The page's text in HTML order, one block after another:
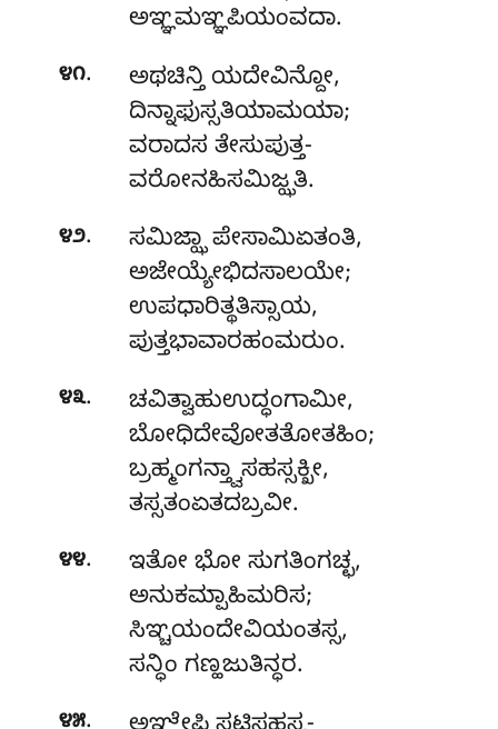
ಅಞ್ಞಮಞ್ಞಪಿಯಂವದಾ.
೪೧.
ಅಥಚಿನ್ತಿ ಯದೇವಿನ್ದೋ,
ದಿನ್ನಾಫುಸ್ಸತಿಯಾಮಯಾ;
ವರಾದಸ ತೇಸುಪುತ್ತ-
ವರೋನಹಿಸಮಿಜ್ಝತಿ.
೪೨.
ಸಮಿಜ್ಝಾ ಪೇಸಾಮಿಏತಂತಿ,
ಅಜೇಯ್ಯೇಭಿದಸಾಲಯೇ;
ಉಪಧಾರಿತ್ಥತಿಸ್ಸಾಯ,
ಪುತ್ತಭಾವಾರಹಂಮರುಂ.
೪೩. ಚವಿತ್ವಾಹುಉದ್ಧಂಗಾಮೀ,
ಬೋಧಿದೇವೋತತೋತಹಿಂ;
ಬ್ರಹ್ಮಂಗನ್ತ್ವಾಸಹಸ್ಸಕ್ಖೀ,
ತಸ್ಸತಂಏತದಬ್ರವೀ.
೪೪.
ಇತೋ ಭೋ ಸುಗತಿಂಗಚ್ಛ,
ಅನುಕಮ್ಪಾಹಿಮರಿಸ;
ಸಿಞ್ಚಯಂದೇವಿಯಂತಸ್ಸ,
ಸನ್ಧಿಂ ಗಣ್ಹಜುತಿನ್ಧರ.